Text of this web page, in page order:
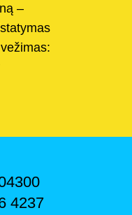
–
4237